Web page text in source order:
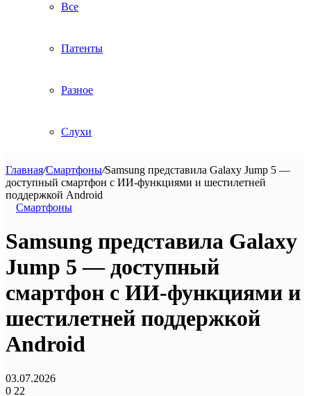
Все
Патенты
Разное
Слухи
Главная/Смартфоны/Samsung представила Galaxy Jump 5 —
доступный смартфон с ИИ-функциями и шестилетней
поддержкой Android
Смартфоны
Samsung представила Galaxy
Jump 5 — доступный
смартфон с ИИ-функциями и
шестилетней поддержкой
Android
03.07.2026
0 22